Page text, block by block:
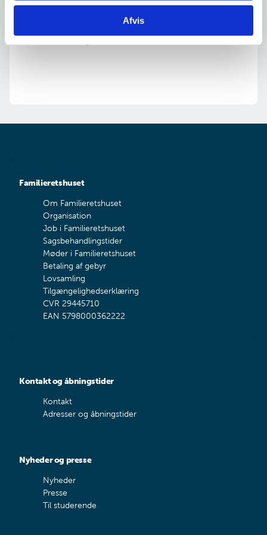
Afvis
helt eller delvist skal ophøre. Det vil afhænge af
indholdet af fremtidsfuldmagten – blandt andet om der
Familieretshuset
Om Familieretshuset
Organisation
Job i Familieretshuset
Sagsbehandlingstider
Møder i Familieretshuset
Betaling af gebyr
Lovsamling
Tilgængelighedserklæring
CVR 29445710
EAN 5798000362222
Kontakt og åbningstider
Kontakt
Adresser og åbningstider
Nyheder og presse
Nyheder
Presse
Til studerende